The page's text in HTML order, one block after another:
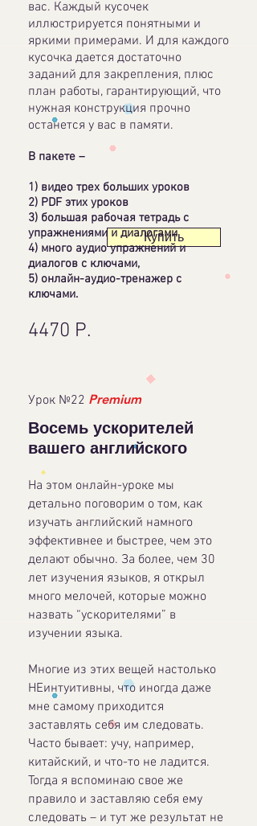
Купить
вас. Каждый кусочек
иллюстрируется понятными и
яркими примерами. И для каждого
кусочка дается достаточно
заданий для закрепления, плюс
план работы, гарантирующий, что
нужная конструкция прочно
останется у вас в памяти.
В пакете –
1) видео трех больших уроков
2) PDF этих уроков
3) большая рабочая тетрадь с
упражнениями и диалогами
4) много аудио упражнений и
диалогов с ключами,
5) онлайн-аудио-тренажер с
ключами.
4470 Р.
Урок №22 Premium
Восемь ускорителей
вашего английского
На этом онлайн-уроке мы
детально поговорим о том, как
изучать английский намного
эффективнее и быстрее, чем это
делают обычно. За более, чем 30
лет изучения языков, я открыл
много мелочей, которые можно
назвать “ускорителями” в
изучении языка.
Многие из этих вещей настолько
НЕинтуитивны, что иногда даже
мне самому приходится
заставлять себя им следовать.
Часто бывает: учу, например,
китайский, и что-то не ладится.
Тогда я вспоминаю свое же
правило и заставляю себя ему
следовать – и тут же результат не